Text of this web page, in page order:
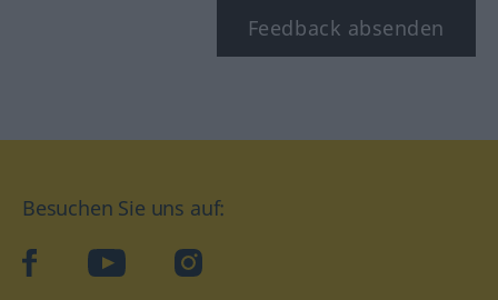
Feedback absenden
Besuchen Sie uns auf:
facebookYouTube Instagram